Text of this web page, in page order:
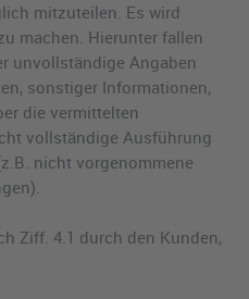
mitzuteilen. Es wird
machen. Hierunter fallen
unvollständige Angaben
sonstiger Informationen,
die vermittelten
vollständige Ausführung
nicht vorgenommene
Ziff. 4.1 durch den Kunden,